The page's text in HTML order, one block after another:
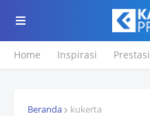
Home Inspirasi Prestasi
Beranda kukerta